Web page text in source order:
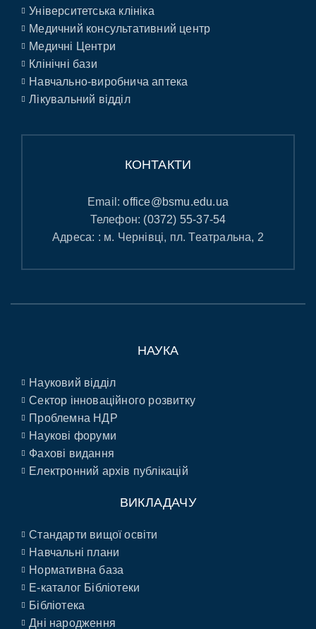
Університетська клініка
Медичний консультативний центр
Медичні Центри
Клінічні бази
Навчально-виробнича аптека
Лікувальний відділ
КОНТАКТИ
Email:office@bsmu.edu.ua
Телефон: (0372) 55-37-54
Адреса: : м. Чернівці, пл. Театральна, 2
НАУКА
Науковий відділ
Сектор інноваційного розвитку
Проблемна НДР
Наукові форуми
Фахові видання
Електронний архів публікацій
ВИКЛАДАЧУ
Стандарти вищої освіти
Навчальні плани
Нормативна база
E-каталог Бібліотеки
Бібліотека
Дні народження